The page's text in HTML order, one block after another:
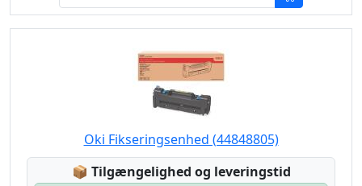
Oki Fikseringsenhed (44848805)
📦 Lagerstatus:
Tilgængelighed og leveringstid